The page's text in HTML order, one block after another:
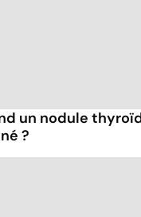
un nodule
?